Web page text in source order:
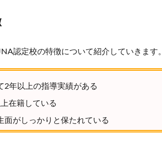
認定校の特徴について紹介していきます。
2年以上の指導実績がある
在籍している
面がしっかりと保たれている